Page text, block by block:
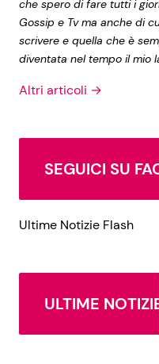
che spero di fare tutti i
Gossip e Tv ma anche di
scrivere e quella che è
diventata nel tempo il mio
Altri articoli →
SEGUICI SU
Ultime Notizie Flash
ULTIME